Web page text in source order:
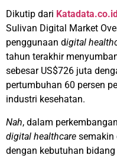
Dikutip dari Katadata.co.id
Sulivan Digital Market
penggunaan digital
tahun terakhir
sebesar US$726 juta
pertumbuhan 60 persen
industri kesehatan.
Nah, dalam
digital healthcare semakin
dengan kebutuhan bidang